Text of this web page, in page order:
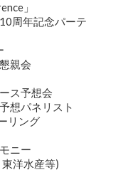
」
周年記念パーテ
親会
ス予想会
想パネリスト
リング
ニー
洋水産等)